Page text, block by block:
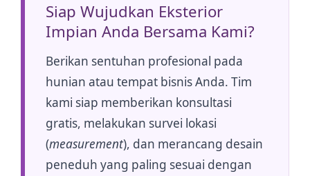
Siap Wujudkan Eksterior
Impian Anda Bersama Kami?
Berikan sentuhan profesional pada
hunian atau tempat bisnis Anda. Tim
kami siap memberikan konsultasi
gratis, melakukan survei lokasi
(measurement), dan merancang desain
peneduh yang paling sesuai dengan